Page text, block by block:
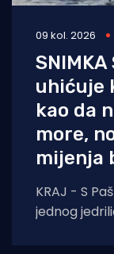
09 kol. 2026
uhićuje
kao da
more,
mijenja
KRAJ - S
jednog